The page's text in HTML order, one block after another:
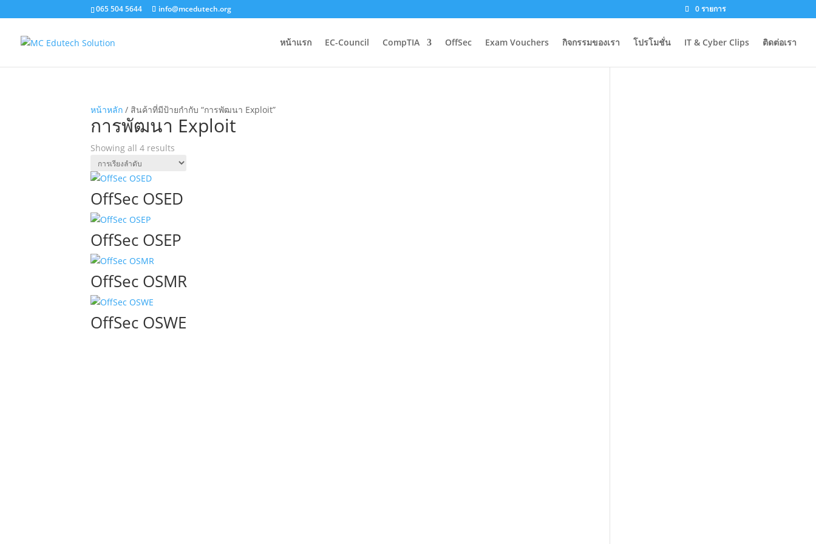
065 504 5644 info@mcedutech.org 0 รายการ
หน้าแรก EC-Council CompTIA OffSec Exam Vouchers กิจกรรมของเรา โปรโมชั่น IT & Cyber Clips ติดต่อเรา
หน้าหลัก / สินค้าที่มีป้ายกำกับ “การพัฒนา Exploit”
การพัฒนา Exploit
Showing all 4 results
OffSec OSED
OffSec OSEP
OffSec OSMR
OffSec OSWE